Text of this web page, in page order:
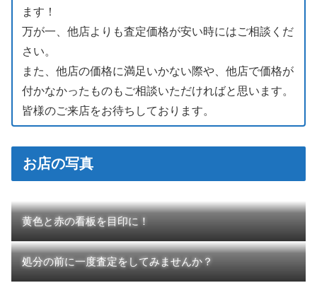
ます！
万が一、他店よりも査定価格が安い時にはご相談くだ
さい。
また、他店の価格に満足いかない際や、他店で価格が
付かなかったものもご相談いただければと思います。
皆様のご来店をお待ちしております。
お店の写真
黄色と赤の看板を目印に！
処分の前に一度査定をしてみませんか？